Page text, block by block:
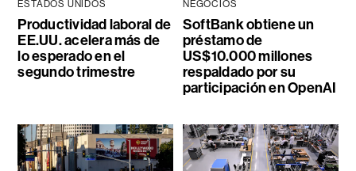
ESTADOS UNIDOS
Productividad laboral de
EE.UU. acelera más de
lo esperado en el
segundo trimestre
NEGOCIOS
SoftBank obtiene un
préstamo de
US$10.000 millones
respaldado por su
participación en OpenAI